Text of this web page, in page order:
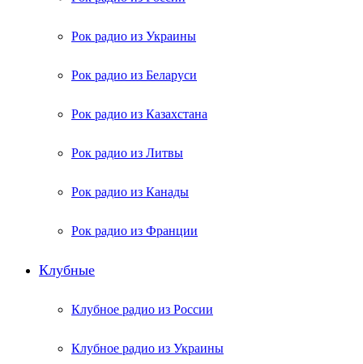
Рок радио из Украины
Рок радио из Беларуси
Рок радио из Казахстана
Рок радио из Литвы
Рок радио из Канады
Рок радио из Франции
Клубные
Клубное радио из России
Клубное радио из Украины